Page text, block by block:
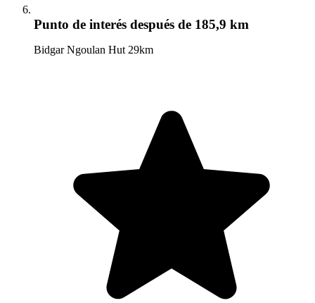
Punto de interés después de 185,9 km
Bidgar Ngoulan Hut 29km